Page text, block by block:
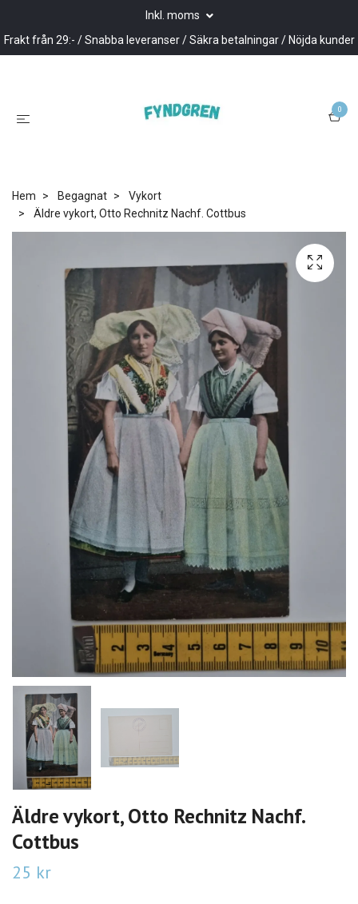
Inkl. moms
Frakt från 29:- / Snabba leveranser / Säkra betalningar / Nöjda kunder
0
Hem Begagnat
Vykort
Äldre vykort, Otto Rechnitz Nachf. Cottbus
Äldre vykort, Otto Rechnitz Nachf.
Cottbus
25 kr